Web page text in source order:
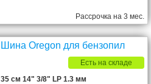
Рассрочка на 3 мес.
Шина Oregon для бензопил
Есть на складе
35 см 14" 3/8" LP 1.3 мм